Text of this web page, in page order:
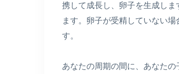
携して成長し、卵子を生成し
ます。卵子が受精していない
す。
あなたの周期の間に、あなたの